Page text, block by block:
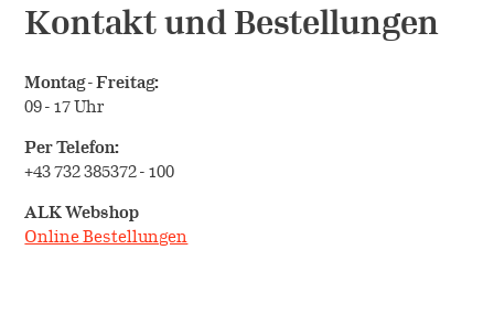
Kontakt und Bestellungen
Montag - Freitag:
09 - 17 Uhr
Per Telefon:
+43 732 385372 - 100
ALK Webshop
Online Bestellungen